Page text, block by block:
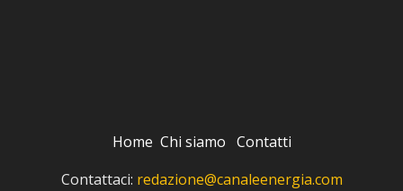
Home Chi siamo Contatti
Contattaci: redazione@canaleenergia.com